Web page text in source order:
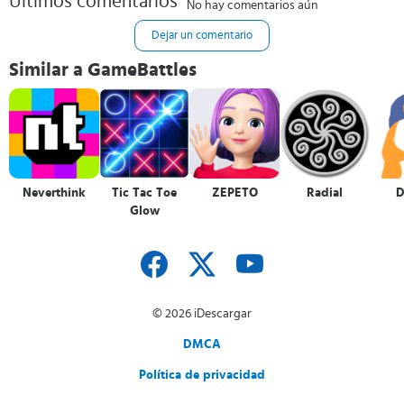
No hay comentarios aún
Dejar un comentario
Similar a GameBattles
Neverthink
Tic Tac Toe
Glow
ZEPETO Radial
© 2026 iDescargar
DMCA
Política de privacidad